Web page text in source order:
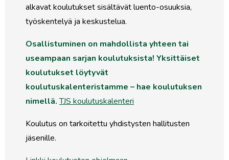
alkavat koulutukset sisältävät luento-osuuksia,
työskentelyä ja keskustelua.
Osallistuminen on mahdollista yhteen tai
useampaan sarjan koulutuksista! Yksittäiset
koulutukset löytyvät
koulutuskalenteristamme – hae koulutuksen
nimellä. TJS koulutuskalenteri
Koulutus on tarkoitettu yhdistysten hallitusten
jäsenille.